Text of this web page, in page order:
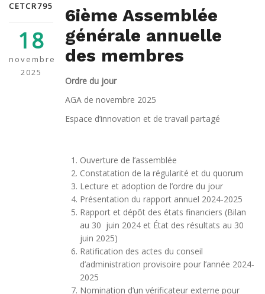
CETCR795
18
novembre
2025
6ième Assemblée
générale annuelle
des membres
Ordre du jour
AGA de novembre 2025
Espace d’innovation et de travail partagé
Ouverture de l’assemblée
Constatation de la régularité et du quorum
Lecture et adoption de l’ordre du jour
Présentation du rapport annuel 2024-2025
Rapport et dépôt des états financiers (Bilan
au 30 juin 2024 et État des résultats au 30
juin 2025)
Ratification des actes du conseil
d’administration provisoire pour l’année 2024-
2025
Nomination d’un vérificateur externe pour